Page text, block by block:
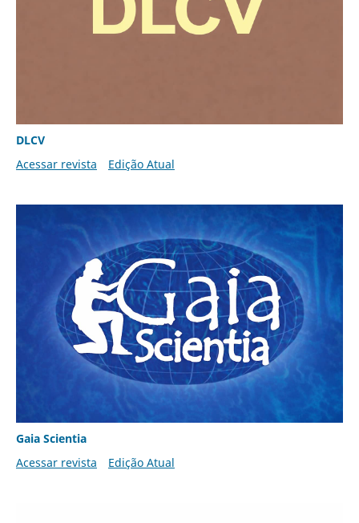
DLCV
Acessar revista
Edição Atual
Gaia Scientia
Acessar revista
Edição Atual